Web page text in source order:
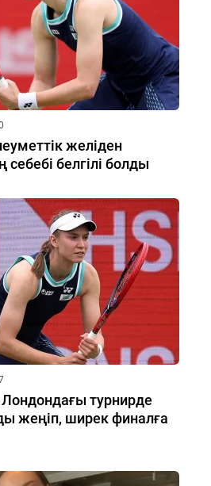
желіден
себебі белгілі болды
турнирде
жеңіп, ширек финалға